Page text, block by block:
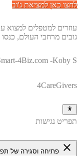
לחצו כאן למציאת ג'וב
עוזרים למטפלים
גובים מרחבי העולם,
4Biz.com -Koby S
4CareGivers
תפריט נגישות
close פתיחה וסגירה של